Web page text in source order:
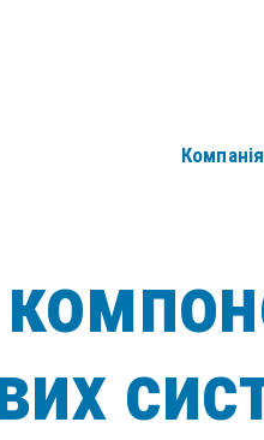
Компанія